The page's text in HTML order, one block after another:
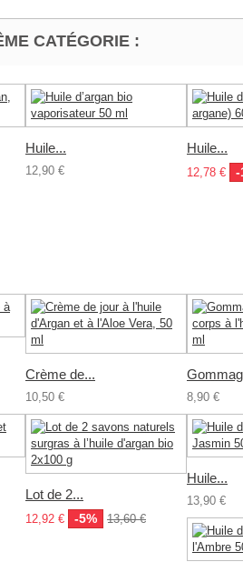
CATÉGORIE :
Huile...
12,90 €
Huile...
12,78 € -
Crème de...
10,50 € 8,90 €
Lot de 2...
12,92 € -5% 13,60 €
Huile...
13,90 €